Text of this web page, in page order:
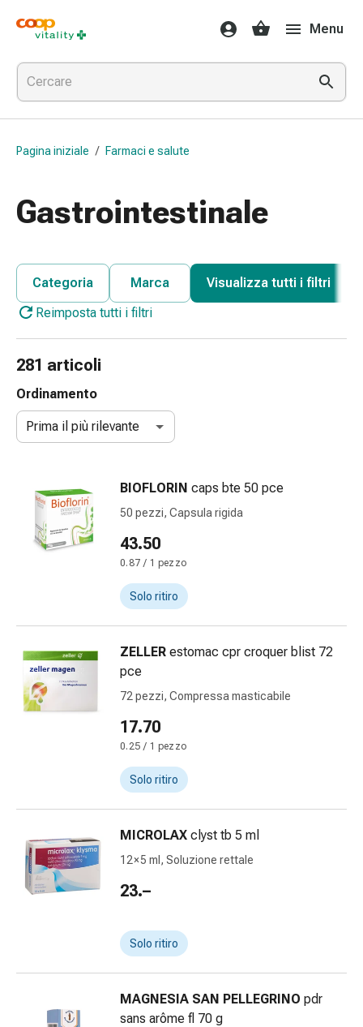
Farmaci
e
salute
Influenza
e
raffreddore
per
gola
Farmaci
raffreddore
gola
Tosse
e
bronchite
accessori
Detergente
naso
Tessuti
Raffreddore
Cura
ferite
e
Bende
Compresse
le
Garza
Bendaggi
compressivi
Medicazioni
Bende,
Menu
Pagina iniziale / Farmaci e salute
Gastrointestinale
Categoria Marca
Visualizza tutti i filtri
Reimposta tutti i filtri
281 articoli
Ordinamento
Prima il più rilevante
BIOFLORIN caps bte 50 pce
50 pezzi, Capsula rigida
43.50
0.87 / 1 pezzo
Solo ritiro
ZELLER estomac cpr croquer blist 72
pce
72 pezzi, Compressa masticabile
17.70
0.25 / 1 pezzo
Solo ritiro
MICROLAX clyst tb 5 ml
12 × 5 ml, Soluzione rettale
23.–
Solo ritiro
MAGNESIA SAN PELLEGRINO pdr
sans arôme fl 70 g